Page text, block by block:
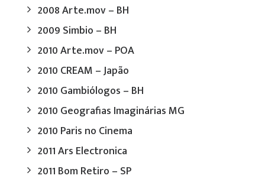
2008 Arte.mov – BH
2009 Simbio – BH
2010 Arte.mov – POA
2010 CREAM – Japão
2010 Gambiólogos – BH
2010 Geografias Imaginárias MG
2010 Paris no Cinema
2011 Ars Electronica
2011 Bom Retiro – SP